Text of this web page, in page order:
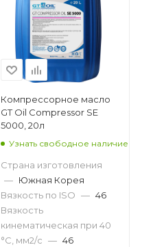
Компрессорное масло
GT Oil Compressor SE
5000, 20л
Узнать свободное наличие
Страна изготовления
— Южная Корея
Вязкость по ISO — 46
Вязкость
кинематическая при 40
°С, мм2/с — 46